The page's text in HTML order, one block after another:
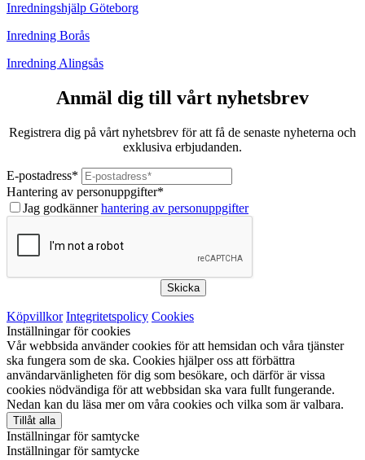
Inredningshjälp Göteborg
Inredning Borås
Inredning Alingsås
Anmäl dig till vårt nyhetsbrev
Registrera dig på vårt nyhetsbrev för att få de senaste nyheterna och
exklusiva erbjudanden.
E-postadress*
Hantering av personuppgifter*
Jag godkännerhantering av personuppgifter
Skicka
Köpvillkor Integritetspolicy Cookies
Inställningar för cookies
Vår webbsida använder cookies för att hemsidan och våra tjänster
ska fungera som de ska. Cookies hjälper oss att förbättra
användarvänligheten för dig som besökare, och därför är vissa
cookies nödvändiga för att webbsidan ska vara fullt fungerande.
Nedan kan du läsa mer om våra cookies och vilka som är valbara.
Tillåt alla
Inställningar för samtycke
Inställningar för samtycke